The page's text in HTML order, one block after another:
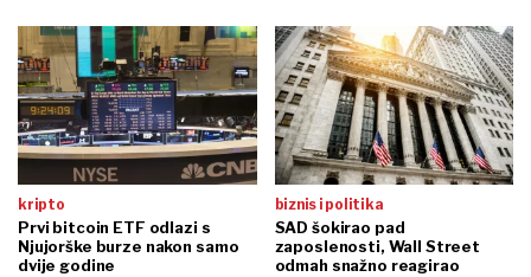
kripto
Prvi bitcoin ETF odlazi s
Njujorške burze nakon samo
dvije godine
biznis i politika
SAD šokirao pad
zaposlenosti, Wall Street
odmah snažno reagirao